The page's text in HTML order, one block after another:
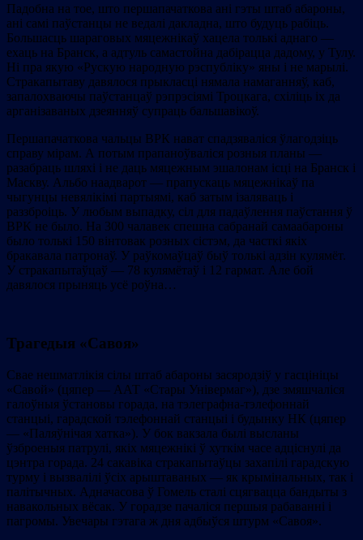
Падобна на тое, што першапачаткова ані гэты штаб абароны,
ані самі паўстанцы не ведалі дакладна, што будуць рабіць.
Большасць шараговых мяцежнікаў хацела толькі аднаго —
ехаць на Бранск, а адтуль самастойна дабірацца дадому, у Тулу.
Ні пра якую «Рускую народную рэспубліку» яны і не марылі.
Стракапытаву давялося прыкласці нямала намаганняў, каб,
запалохваючы паўстанцаў рэпрэсіямі Троцкага, схіліць іх да
арганізаваных дзеянняў супраць бальшавікоў.
Першапачаткова чальцы ВРК нават спадзяваліся ўлагодзіць
справу мірам. А потым прапаноўваліся розныя планы —
разабраць шляхі і не даць мяцежным эшалонам ісці на Бранск і
Маскву. Альбо наадварот — прапускаць мяцежнікаў па
чыгунцы невялікімі партыямі, каб затым ізаляваць і
раззброіць. У любым выпадку, сіл для падаўлення паўстання ў
ВРК не было. На 300 чалавек спешна сабранай самаабароны
было толькі 150 вінтовак розных сістэм, да часткі якіх
бракавала патронаў. У раўкомаўцаў быў толькі адзін кулямёт.
У стракапытаўцаў — 78 кулямётаў і 12 гармат. Але бой
давялося прыняць усё роўна…
Трагедыя «Савоя»
Свае нешматлікія сілы штаб абароны засяродзіў у гасцініцы
«Савой» (цяпер — ААТ «Стары Універмаг»), дзе змяшчаліся
галоўныя ўстановы горада, на тэлеграфна-тэлефоннай
станцыі, гарадской тэлефоннай станцыі і будынку НК (цяпер
— «Паляўнічая хатка»). У бок вакзала былі высланы
ўзброеныя патрулі, якіх мяцежнікі ў хуткім часе адціснулі да
цэнтра горада. 24 сакавіка стракапытаўцы захапілі гарадскую
турму і вызвалілі ўсіх арыштаваных — як крымінальных, так і
палітычных. Адначасова ў Гомель сталі сцягвацца бандыты з
навакольных вёсак. У горадзе пачаліся першыя рабаванні і
пагромы. Увечары гэтага ж дня адбыўся штурм «Савоя».